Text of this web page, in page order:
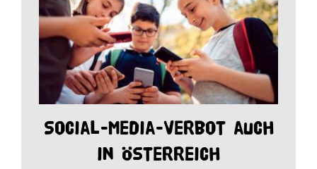
Social-Media-Verbot auch
in Österreich